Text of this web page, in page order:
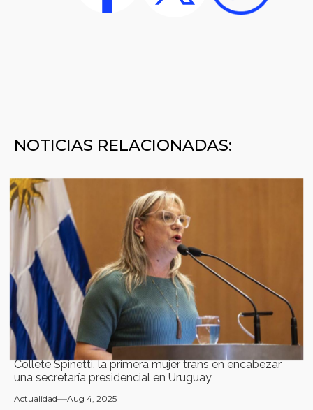
NOTICIAS RELACIONADAS:
Collete Spinetti, la primera mujer trans en encabezar
una secretaría presidencial en Uruguay
Actualidad Aug 4, 2025